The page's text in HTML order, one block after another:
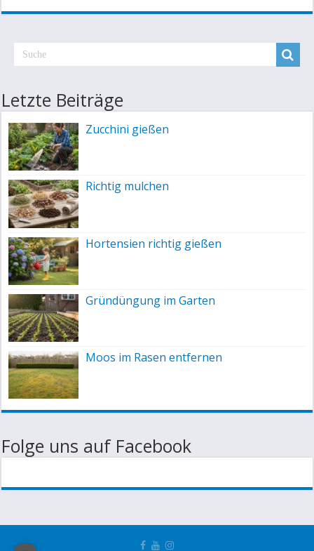
Letzte Beiträge
Zucchini gießen
Richtig mulchen
Hortensien richtig gießen
Gründüngung im Garten
Moos im Rasen entfernen
Folge uns auf Facebook